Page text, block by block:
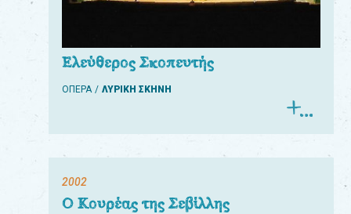
Ελεύθερος Σκοπευτής
ΟΠΕΡΑ ΛΥΡΙΚΗ ΣΚΗΝΗ
2002
Ο Κουρέας της Σεβίλλης